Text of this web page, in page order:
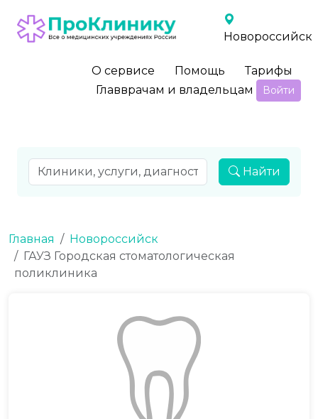
Новороссийск
О сервисе Помощь
Тарифы
Главврачам и владельцам
Войти
Найти
Главная
Новороссийск
ГАУЗ Городская стоматологическая
поликлиника